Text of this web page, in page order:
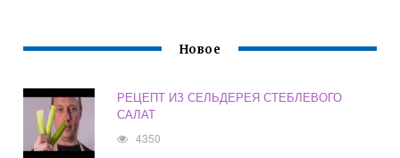
Новое
РЕЦЕПТ ИЗ СЕЛЬДЕРЕЯ СТЕБЛЕВОГО
САЛАТ
4350